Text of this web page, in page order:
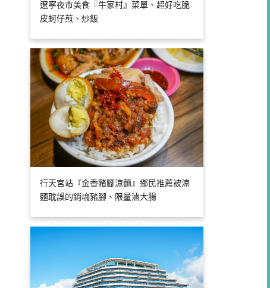
遼寧夜市美食『牛家村』菜單、超好吃脆
皮蚵仔煎、炒飯
行天宮站『金香豬腳涼麵』鄉民推薦被涼
麵耽誤的銷魂豬腳、限量滷大腸